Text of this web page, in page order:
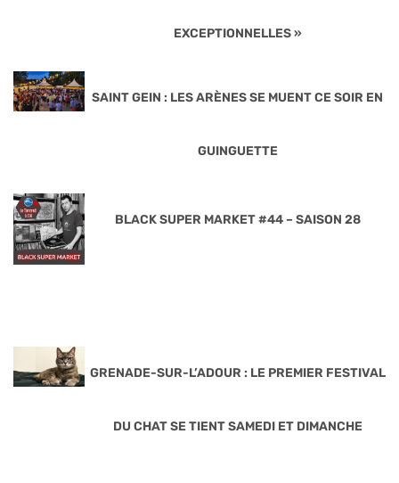
EXCEPTIONNELLES »
SAINT GEIN : LES ARÈNES SE MUENT CE SOIR EN
GUINGUETTE
BLACK SUPER MARKET #44 – SAISON 28
GRENADE-SUR-L’ADOUR : LE PREMIER FESTIVAL
DU CHAT SE TIENT SAMEDI ET DIMANCHE